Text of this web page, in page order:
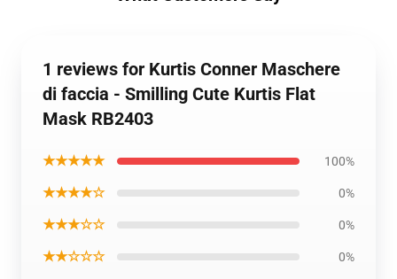
1 reviews for Kurtis Conner Maschere
di faccia - Smilling Cute Kurtis Flat
Mask RB2403
★★★★★ 100%
★★★★☆ 0%
★★★☆☆ 0%
★★☆☆☆ 0%